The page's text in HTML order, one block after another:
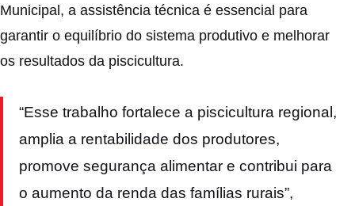
Municipal, a assistência técnica é essencial para
garantir o equilíbrio do sistema produtivo e melhorar
os resultados da piscicultura.
“Esse trabalho fortalece a piscicultura regional,
amplia a rentabilidade dos produtores,
promove segurança alimentar e contribui para
o aumento da renda das famílias rurais”,